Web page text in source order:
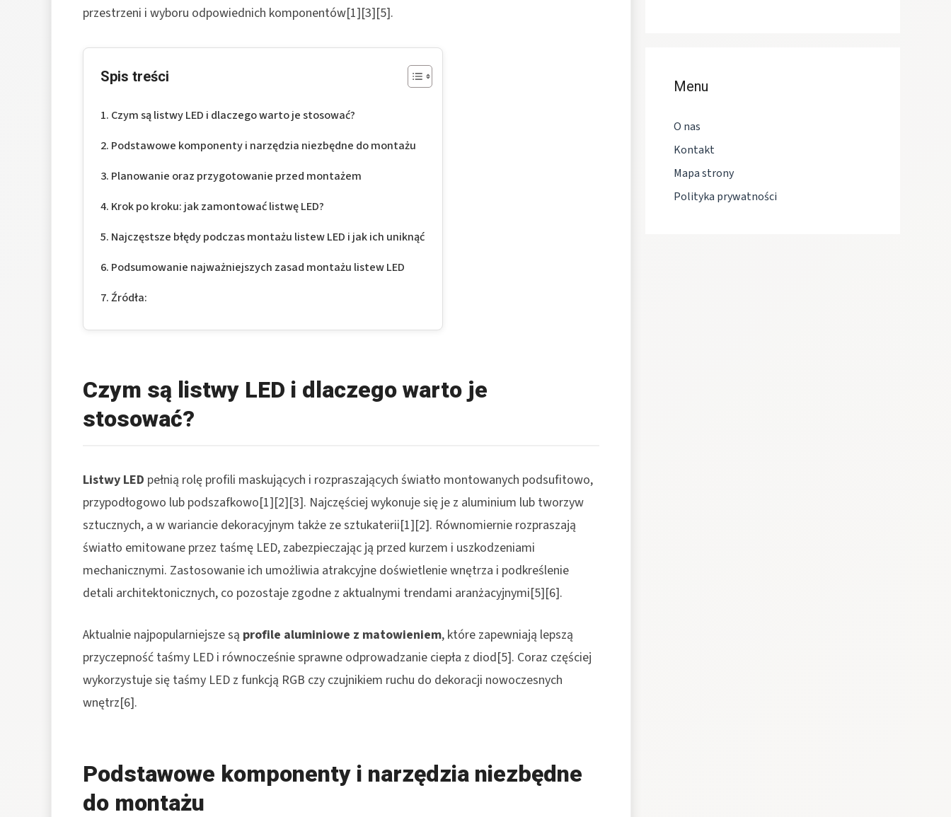
przestrzeni i wyboru odpowiednich komponentów[1][3][5].
Spis treści
Czym są listwy LED i dlaczego warto je stosować?
Podstawowe komponenty i narzędzia niezbędne do montażu
Planowanie oraz przygotowanie przed montażem
Krok po kroku: jak zamontować listwę LED?
Najczęstsze błędy podczas montażu listew LED i jak ich uniknąć
Podsumowanie najważniejszych zasad montażu listew LED
Źródła:
Czym są listwy LED i dlaczego warto je
stosować?
Listwy LED pełnią rolę profili maskujących i rozpraszających światło montowanych podsufitowo,
przypodłogowo lub podszafkowo[1][2][3]. Najczęściej wykonuje się je z aluminium lub tworzyw
sztucznych, a w wariancie dekoracyjnym także ze sztukaterii[1][2]. Równomiernie rozpraszają
światło emitowane przez taśmę LED, zabezpieczając ją przed kurzem i uszkodzeniami
mechanicznymi. Zastosowanie ich umożliwia atrakcyjne doświetlenie wnętrza i podkreślenie
detali architektonicznych, co pozostaje zgodne z aktualnymi trendami aranżacyjnymi[5][6].
Aktualnie najpopularniejsze są profile aluminiowe z matowieniem, które zapewniają lepszą
przyczepność taśmy LED i równocześnie sprawne odprowadzanie ciepła z diod[5]. Coraz częściej
wykorzystuje się taśmy LED z funkcją RGB czy czujnikiem ruchu do dekoracji nowoczesnych
wnętrz[6].
Podstawowe komponenty i narzędzia niezbędne
do montażu
Menu
O nas
Kontakt
Mapa strony
Polityka prywatności